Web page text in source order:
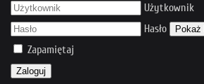
Użytkownik
Hasło
Pokaż
Zapamiętaj
Zaloguj